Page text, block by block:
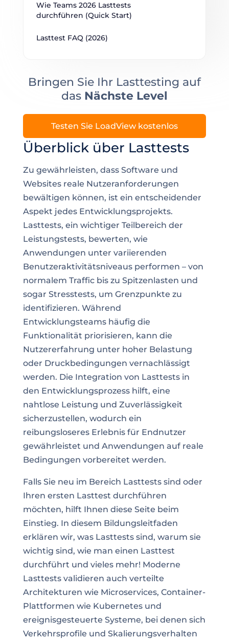
Überblick über Lasttests
Zu gewährleisten, dass Software und
Websites reale Nutzeranforderungen
bewältigen können, ist ein entscheidender
Aspekt jedes Entwicklungsprojekts.
Lasttests, ein wichtiger Teilbereich der
Leistungstests, bewerten, wie
Anwendungen unter variierenden
Benutzeraktivitätsniveaus performen – von
normalem Traffic bis zu Spitzenlasten und
sogar Stresstests, um Grenzpunkte zu
identifizieren. Während
Entwicklungsteams häufig die
Funktionalität priorisieren, kann die
Nutzererfahrung unter hoher Belastung
oder Druckbedingungen vernachlässigt
werden. Die Integration von Lasttests in
den Entwicklungsprozess hilft, eine
nahtlose Leistung und Zuverlässigkeit
sicherzustellen, wodurch ein
reibungsloseres Erlebnis für Endnutzer
gewährleistet und Anwendungen auf reale
Bedingungen vorbereitet werden.
Falls Sie neu im Bereich Lasttests sind oder
Ihren ersten Lasttest durchführen
möchten, hilft Ihnen diese Seite beim
Einstieg. In diesem Bildungsleitfaden
erklären wir, was Lasttests sind, warum sie
wichtig sind, wie man einen Lasttest
durchführt und vieles mehr! Moderne
Lasttests validieren auch verteilte
Architekturen wie Microservices, Container-
Plattformen wie Kubernetes und
ereignisgesteuerte Systeme, bei denen sich
Verkehrsprofile und Skalierungsverhalten
Wie Teams 2026 Lasttests
durchführen (Quick Start)
Lasttest FAQ (2026)
Bringen Sie Ihr Lasttesting auf
das Nächste Level
Testen Sie LoadView kostenlos